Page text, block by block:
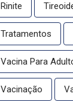
Rinite
Tratamentos
Vacina Para
Vacinação